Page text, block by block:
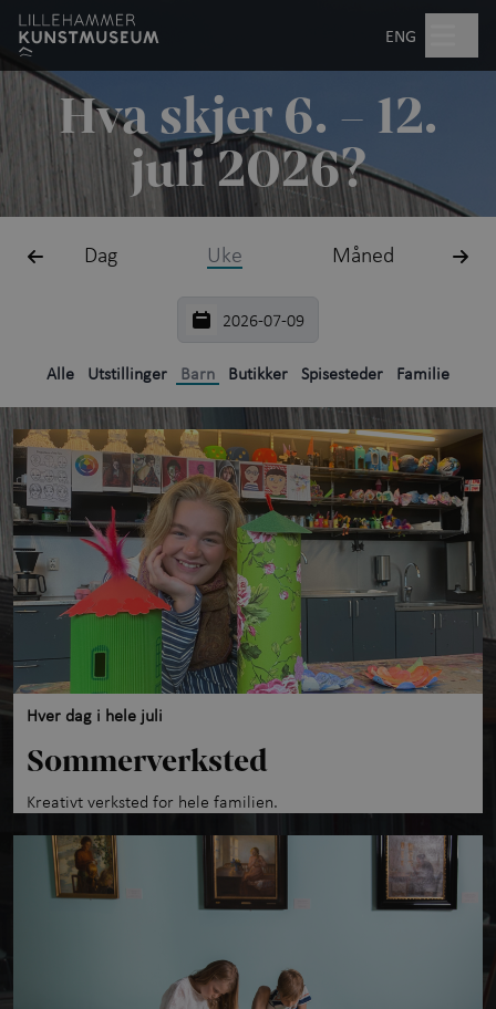
Hopp til hovedinnhold
ENG
Søk
Åpent kl. 10.00–17.00
Billetter
Planlegg besøk
Utstillinger
Kunstopplevelser +
Aktiviteter for barn
Utforsk samlingen +
Om Kunstmuseet
Kontakt oss
Hva skjer 6. – 12.
juli 2026?
Dag Uke Måned
Alle Utstillinger Barn Butikker Spisesteder Familie
Hver dag i hele juli
Sommerverksted
Kreativt verksted for hele familien.